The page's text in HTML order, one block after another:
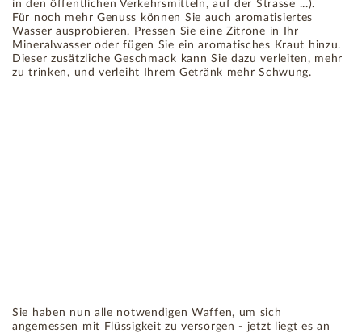
in den öffentlichen Verkehrsmitteln, auf der Strasse ...).
Für noch mehr Genuss können Sie auch aromatisiertes
Wasser ausprobieren. Pressen Sie eine Zitrone in Ihr
Mineralwasser oder fügen Sie ein aromatisches Kraut hinzu.
Dieser zusätzliche Geschmack kann Sie dazu verleiten, mehr
zu trinken, und verleiht Ihrem Getränk mehr Schwung.
Sie haben nun alle notwendigen Waffen, um sich
angemessen mit Flüssigkeit zu versorgen - jetzt liegt es an